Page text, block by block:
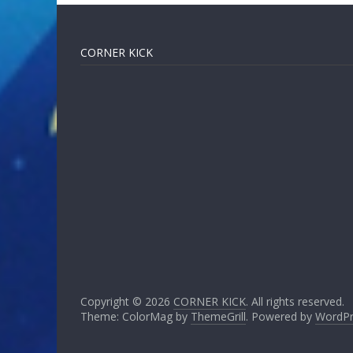
CORNER KICK
Copyright © 2026 CORNER KICK. All rights reserved.
Theme: ColorMag by ThemeGrill. Powered by